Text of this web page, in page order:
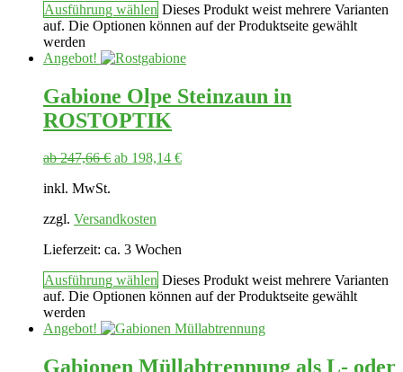
Ausführung wählen Dieses Produkt weist mehrere Varianten
auf. Die Optionen können auf der Produktseite gewählt
werden
Angebot!
Gabione Olpe Steinzaun in
ROSTOPTIK
ab247,66€ ab 198,14 €
inkl. MwSt.
zzgl. Versandkosten
Lieferzeit: ca. 3 Wochen
Ausführung wählen Dieses Produkt weist mehrere Varianten
auf. Die Optionen können auf der Produktseite gewählt
werden
Angebot!
Gabionen Müllabtrennung als L- oder